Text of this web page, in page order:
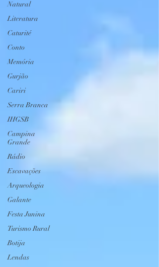
Natural
Literatura
Caturité
Conto
Memória
Gurjão
Cariri
Serra Branca
IHGSB
Campina
Grande
Rádio
Escavações
Arqueologia
Galante
Festa Junina
Turismo Rural
Botija
Lendas